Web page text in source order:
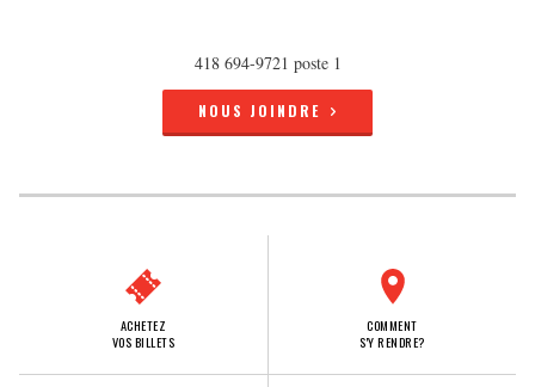
418 694-9721 poste 1
NOUS JOINDRE
ACHETEZ
VOS BILLETS
COMMENT
S'Y RENDRE?